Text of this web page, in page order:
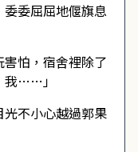
委屈屈地偃旗息
害怕，宿舍裡除了
我……」
不小心越過郭果